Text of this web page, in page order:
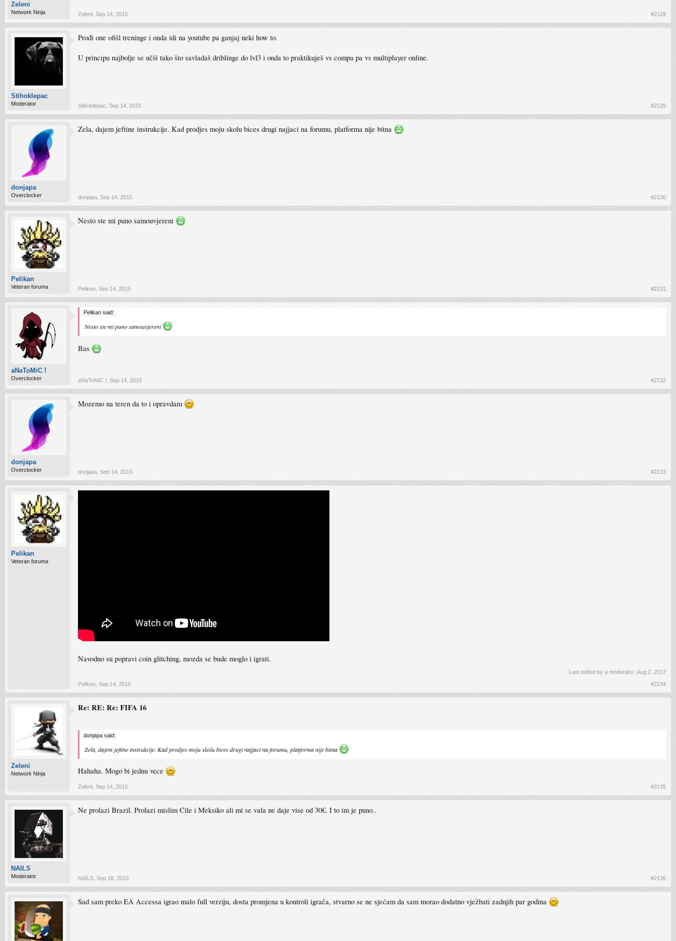
Zeleni
Network Ninja Zeleni Sep 14, 2015 #2128
Stihoklepac
Moderator
Prođi one ofišl treninge i onda idi na youtube pa ganjaj neki how to.
U principu najbolje se učiš tako što savladaš driblinge do lvl3 i onda to praktikuješ vs compa pa vs multiplayer online.
Stihoklepac Sep 14, 2015 #2129
donjapa
Overclocker
Zela, dajem jeftine instrukcije. Kad prodjes moju skolu bices drugi najjaci na forumu, platforma nije bitna
donjapa Sep 14, 2015 #2130
Pelikan
Veteran foruma
Nesto ste mi puno samouvjereni
Pelikan Sep 14, 2015 #2131
aNaToMiC !
Overclocker
Pelikan said:
Nesto ste mi puno samouvjereni
Bas
aNaToMiC ! Sep 14, 2015 #2132
donjapa
Overclocker
Mozemo na teren da to i opravdam
donjapa Sep 14, 2015 #2133
Pelikan
Veteran foruma
Navodno su popravi coin glitching, mozda se bude moglo i igrati.
Last edited by a moderator: Aug 2, 2017
Pelikan Sep 14, 2015 #2134
Zeleni
Network Ninja
Re: RE: Re: FIFA 16
donjapa said:
Zela, dajem jeftine instrukcije. Kad prodjes moju skolu bices drugi najjaci na forumu, platforma nije bitna
Hahaha. Mogo bi jednu vece
Zeleni Sep 14, 2015 #2135
NAILS
Moderator
Ne prolazi Brazil. Prolazi mislim Cile i Meksiko ali mi se vala ne daje vise od 30€. I to im je puno..
NAILS Sep 16, 2015 #2136
Sad sam preko EA Accessa igrao malo full verziju, dosta promjena u kontroli igrača, stvarno se ne sjećam da sam morao dodatno vježbati zadnjih par godina